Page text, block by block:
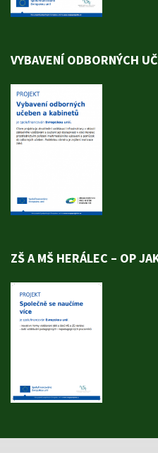
VYBAVENÍ ODBORNÝCH
ZŠ A MŠ HERÁLEC – OP